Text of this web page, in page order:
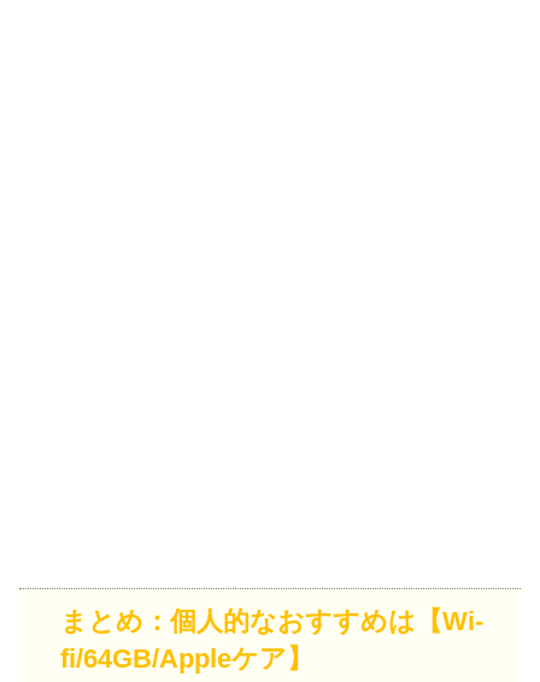
まとめ：個人的なおすすめは【Wi-
fi/64GB/Appleケア】